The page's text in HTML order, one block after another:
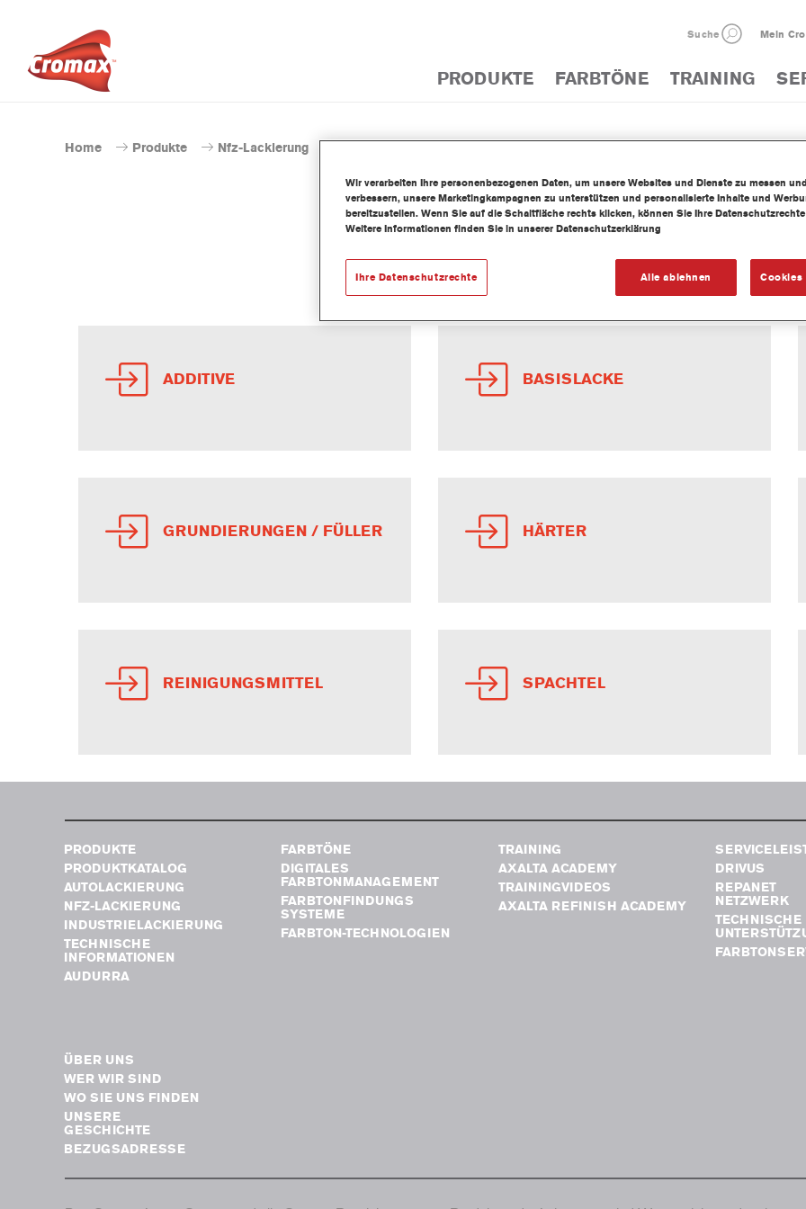
Suche Mein
PRODUKTE FARBTÖNE TRAINING
Home Produkte Nfz-Lackierung
PRODUKTE FÜR DIE NFZ-
ADDITIVE BASISLACKE
GRUNDIERUNGEN / FÜLLER HÄRTER
REINIGUNGSMITTEL SPACHTEL
PRODUKTE
PRODUKTKATALOG
AUTOLACKIERUNG
NFZ-LACKIERUNG
INDUSTRIELACKIERUNG
TECHNISCHE
INFORMATIONEN
AUDURRA
FARBTÖNE
DIGITALES
FARBTONMANAGEMENT
FARBTONFINDUNGS
SYSTEME
FARBTON-TECHNOLOGIEN
TRAINING
AXALTA ACADEMY
TRAININGVIDEOS
AXALTA REFINISH ACADEMY
DRIVUS
REPANET
NETZWERK
TECHNISCHE
ÜBER UNS
WER WIR SIND
WO SIE UNS FINDEN
UNSERE
GESCHICHTE
BEZUGSADRESSE
Wir verarbeiten Ihre personenbezogenen Daten, um unsere Websites und Dienste zu messen
verbessern, unsere Marketingkampagnen zu unterstützen und personalisierte Inhalte und
bereitzustellen. Wenn Sie auf die Schaltfläche rechts klicken, können Sie Ihre
Weitere Informationen finden Sie in unserer Datenschutzerklärung
Alle ablehnen Cookies
Ihre Datenschutzrechte